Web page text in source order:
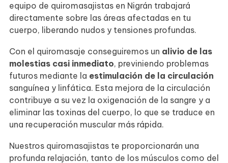
equipo de quiromasajistas en Nigrán trabajará
directamente sobre las áreas afectadas en tu
cuerpo, liberando nudos y tensiones profundas.
Con el quiromasaje conseguiremos un alivio de las
molestias casi inmediato, previniendo problemas
futuros mediante la estimulación de la circulación
sanguínea y linfática. Esta mejora de la circulación
contribuye a su vez la oxigenación de la sangre y a
eliminar las toxinas del cuerpo, lo que se traduce en
una recuperación muscular más rápida.
Nuestros quiromasajistas te proporcionarán una
profunda relajación, tanto de los músculos como del